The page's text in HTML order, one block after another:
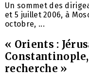
Un sommet des
et 5 juillet 2006, à
octobre, ...
« Orients :
recherche »